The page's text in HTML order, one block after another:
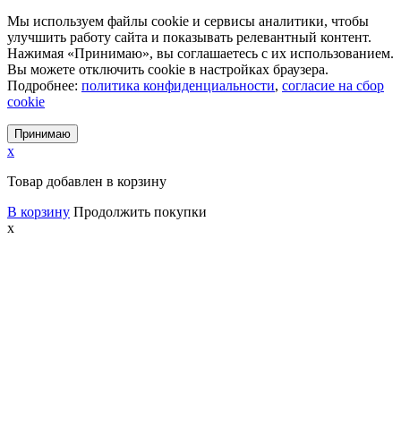
Мы используем файлы cookie и сервисы аналитики, чтобы
улучшить работу сайта и показывать релевантный контент.
Нажимая «Принимаю», вы соглашаетесь с их использованием.
Вы можете отключить cookie в настройках браузера.
Подробнее: политика конфиденциальности, согласие на сбор
cookie
Принимаю
x
Товар добавлен в корзину
В корзину Продолжить покупки
x